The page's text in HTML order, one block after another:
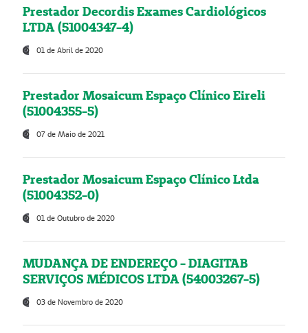
Prestador Decordis Exames Cardiológicos
LTDA (51004347-4)
01 de Abril de 2020
Prestador Mosaicum Espaço Clínico Eireli
(51004355-5)
07 de Maio de 2021
Prestador Mosaicum Espaço Clínico Ltda
(51004352-0)
01 de Outubro de 2020
MUDANÇA DE ENDEREÇO - DIAGITAB
SERVIÇOS MÉDICOS LTDA (54003267-5)
03 de Novembro de 2020